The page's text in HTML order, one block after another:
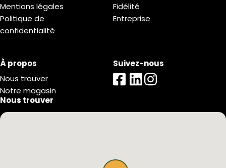
Mentions légales
Politique de
confidentialité
Fidélité
Entreprise
À propos
Nous trouver
Notre magasin
Suivez-nous
Nous trouver